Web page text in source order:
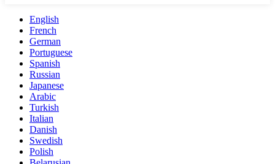
English
French
German
Portuguese
Spanish
Russian
Japanese
Arabic
Turkish
Italian
Danish
Swedish
Polish